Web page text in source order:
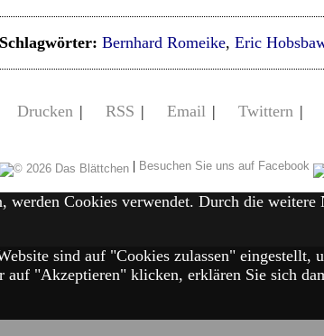
Schlagwörter: Bernhard Romeike, Eric
Drucken | RSS | Email | Twittern |
| Besuchen Sie uns auf Facebook
Cookies verwendet. Durch die
sind auf "Cookies zulassen"
auf "Akzeptieren" klicken, erklären Sie sich